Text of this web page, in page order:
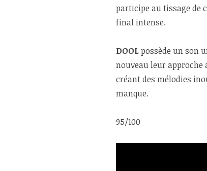
participe au tissage de
final intense.
DOOL possède un son
nouveau leur approche
créant des mélodies
manque.
95/100